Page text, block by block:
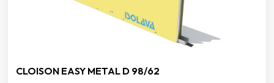
CLOISON EASY METAL D 98/62